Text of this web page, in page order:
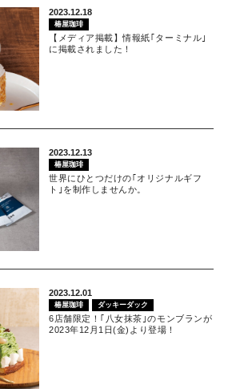
2023.12.18
椿屋珈琲
【メディア掲載】情報紙｢ターミナル｣
に掲載されました！
2023.12.13
椿屋珈琲
世界にひとつだけの｢オリジナルギフ
ト｣を制作しませんか。
2023.12.01
椿屋珈琲 ダッキーダック
6店舗限定！｢八女抹茶｣のモンブランが
2023年12月1日(金)より登場！